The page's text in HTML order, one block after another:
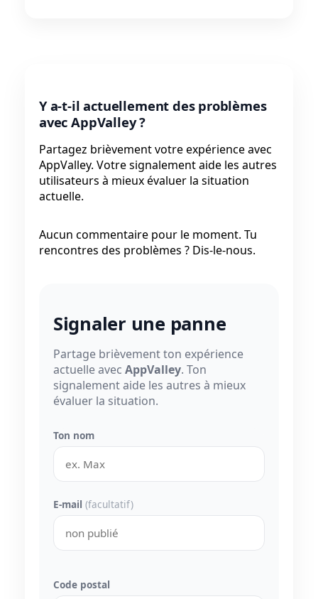
Y a-t-il actuellement des problèmes
avec AppValley ?
Partagez brièvement votre expérience avec
AppValley. Votre signalement aide les autres
utilisateurs à mieux évaluer la situation
actuelle.
Aucun commentaire pour le moment. Tu
rencontres des problèmes ? Dis-le-nous.
Signaler une panne
Partage brièvement ton expérience
actuelle avec AppValley. Ton
signalement aide les autres à mieux
évaluer la situation.
Ton nom
E-mail (facultatif)
Code postal